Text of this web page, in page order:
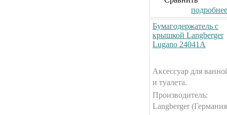
Бумагодержатель с
крышкой Langberger
Lugano 24041А
Аксессуар для
и туалета.
Производитель:
Langberger